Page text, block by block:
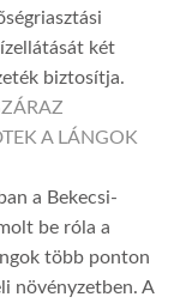
két
biztosítja.
A LÁNGOK
a Bekecsi-
be róla a
több ponton
növényzetben. A